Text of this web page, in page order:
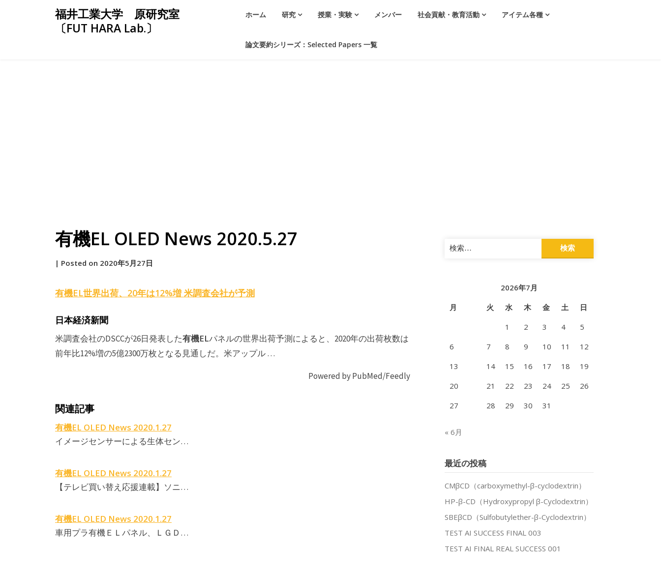
福井工業大学 原研究室
〔FUT HARA Lab.〕
ホーム 研究 授業・実験 メンバー 社会貢献・教育活動 アイテム各種
論文要約シリーズ：Selected Papers 一覧
有機EL OLED News 2020.5.27
by
| Posted on 2020年5月27日
有機EL世界出荷、20年は12%増 米調査会社が予測
日本経済新聞
米調査会社のDSCCが26日発表した有機ELパネルの世界出荷予測によると、2020年の出荷枚数は
前年比12%増の5億2300万枚となる見通しだ。米アップル …
Powered by PubMed/Feedly
関連記事
有機EL OLED News 2020.1.27
イメージセンサーによる生体セン…
有機EL OLED News 2020.1.27
【テレビ買い替え応援連載】ソニ…
有機EL OLED News 2020.1.27
車用プラ有機ＥＬパネル、ＬＧＤ…
検
索:
2026年7月
月
火 水 木 金 土
日
1
2 3 4
5
6
7 8 9 10 11
12
13
14 15 16 17 18
19
20
21 22 23 24 25
26
27
28 29 30 31
« 6月
最近の投稿
CMβCD（carboxymethyl-β-cyclodextrin）
HP-β-CD（Hydroxypropyl β-Cyclodextrin）
SBEβCD（Sulfobutylether-β-Cyclodextrin）
TEST AI SUCCESS FINAL 003
TEST AI FINAL REAL SUCCESS 001